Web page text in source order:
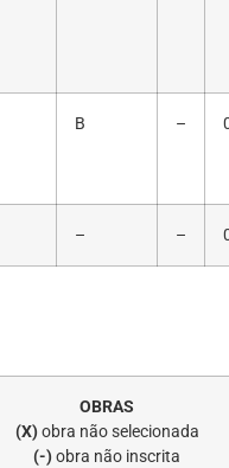
B –
– –
OBRAS
(X)obra não selecionada
(-)obra não inscrita